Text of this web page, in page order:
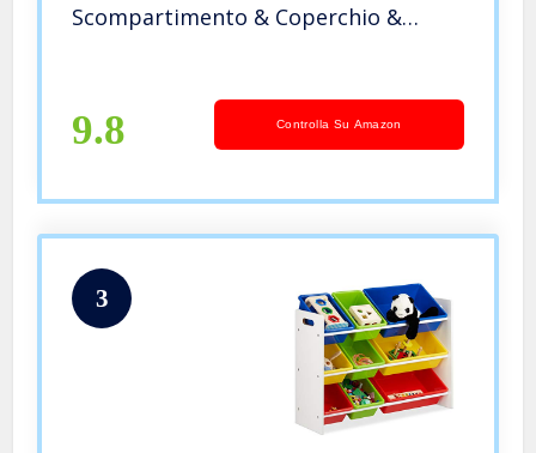
Scompartimento & Coperchio &
Nero
9.8 Controlla Su Amazon
3